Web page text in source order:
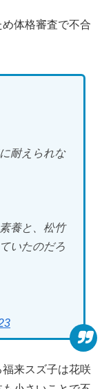
体格審査で不合
耐えられな
養と、松竹
いたのだろ
来スズ子は花咲